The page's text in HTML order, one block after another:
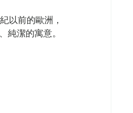
以前的歐洲，
潔的寓意。